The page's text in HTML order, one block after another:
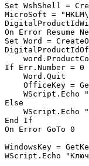
Set WshShell =
MicroSoft =
On Error Resume
Set Word =
If Err.Number = 0
    Word.Quit
OfficeKey =
WScript.Echo
Else
WScript.Echo
End If
On Error GoTo 0
WindowsKey =
WScript.Echo